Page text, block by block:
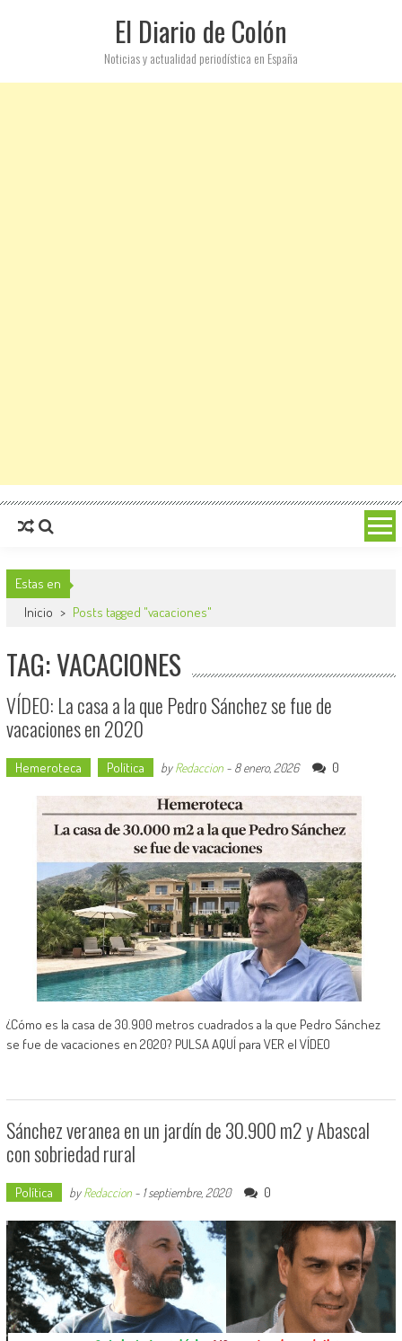
El Diario de Colón
Noticias y actualidad periodística en España
Estas en
Inicio > Posts tagged "vacaciones"
TAG: VACACIONES
VÍDEO: La casa a la que Pedro Sánchez se fue de
vacaciones en 2020
Hemeroteca Política byRedaccion- 8 enero, 2026 0
¿Cómo es la casa de 30.900 metros cuadrados a la que Pedro Sánchez
se fue de vacaciones en 2020? PULSA AQUÍ para VER el VÍDEO
Sánchez veranea en un jardín de 30.900 m2 y Abascal
con sobriedad rural
Política byRedaccion- 1 septiembre, 2020 0